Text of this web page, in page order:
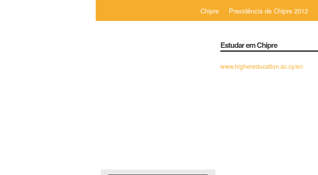
Chipre Presidência de Chipre 2012
Estudar em Chipre
www.highereducation.ac.cy/en